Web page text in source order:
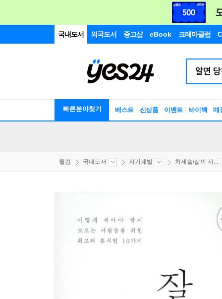
국내도서 외국도서 중고샵 eBook 크레마클럽
빠른분야찾기 베스트 신상품 이벤트 바이백 매
웰컴 국내도서 자기계발 처세술/삶의 자...